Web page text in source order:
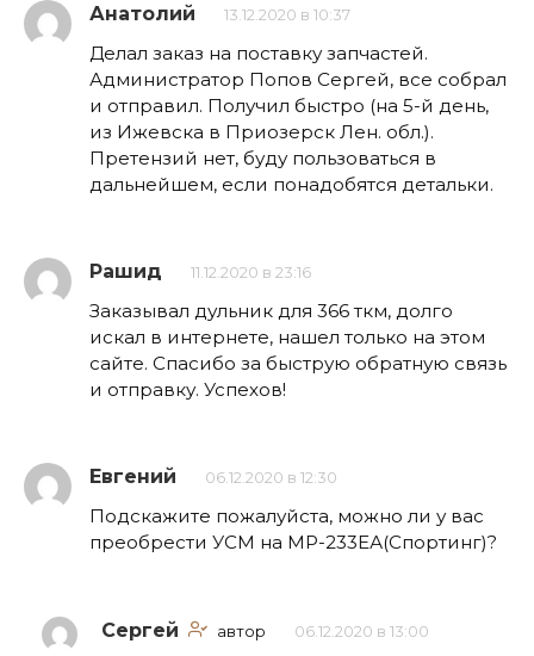
Анатолий 13.12.2020 в 10:37
Делал заказ на поставку запчастей.
Администратор Попов Сергей, все собрал
и отправил. Получил быстро (на 5-й день,
из Ижевска в Приозерск Лен. обл.).
Претензий нет, буду пользоваться в
дальнейшем, если понадобятся детальки.
Рашид 11.12.2020 в 23:16
Заказывал дульник для 366 ткм, долго
искал в интернете, нашел только на этом
сайте. Спасибо за быструю обратную связь
и отправку. Успехов!
Евгений 06.12.2020 в 12:30
Подскажите пожалуйста, можно ли у вас
преобрести УСМ на МР-233ЕА(Спортинг)?
Сергей автор 06.12.2020 в 13:00